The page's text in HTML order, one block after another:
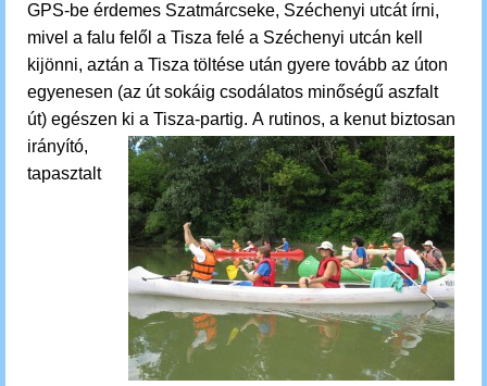
GPS-be érdemes Szatmárcseke, Széchenyi utcát írni,
mivel a falu felől a Tisza felé a Széchenyi utcán kell
kijönni, aztán a Tisza töltése után gyere tovább az úton
egyenesen (az út sokáig csodálatos minőségű aszfalt
út) egészen ki a Tisza-partig. A rutinos, a kenut biztosan
irányító,
tapasztalt